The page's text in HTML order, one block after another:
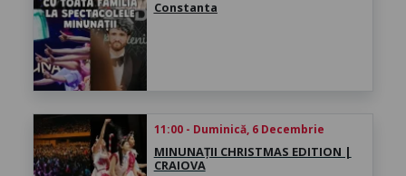
Constanta
11:00 - Duminică, 6 Decembrie
MINUNAȚII CHRISTMAS EDITION |
CRAIOVA